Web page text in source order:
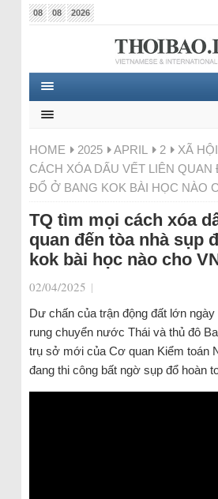
08 08 2026
HOME 2025 APRIL 2 XÃ HỘI
CÁCH XÓA DẤU VẾT LIÊN QUAN
ĐỔ Ở BANG KOK BÀI HỌC NÀO
TQ tìm mọi cách xóa
quan đến tòa nhà sụp
kok bài học nào cho
02/04/2025 |
Dư chấn của trận động đất lớn ngày
rung chuyển nước Thái và thủ đô
trụ sở mới của Cơ quan Kiểm toán
đang thi công bất ngờ sụp đổ hoàn